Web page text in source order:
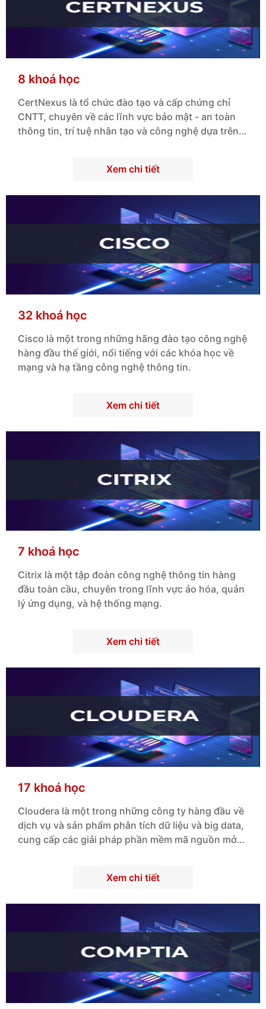
8 khoá học
CertNexus là tổ chức đào tạo và cấp chứng chỉ
CNTT, chuyên về các lĩnh vực bảo mật - an toàn
thông tin, trí tuệ nhân tạo và công nghệ dựa trên
Xem chi tiết
32 khoá học
Cisco là một trong những hãng đào tạo công nghệ
hàng đầu thế giới, nổi tiếng với các khóa học về
mạng và hạ tầng công nghệ thông tin.
Xem chi tiết
7 khoá học
Citrix là một tập đoàn công nghệ thông tin hàng
đầu toàn cầu, chuyên trong lĩnh vực ảo hóa, quản
lý ứng dụng, và hệ thống mạng.
Xem chi tiết
17 khoá học
Cloudera là một trong những công ty hàng đầu về
dịch vụ và sản phẩm phân tích dữ liệu và big data,
cung cấp các giải pháp phần mềm mã nguồn mở
Xem chi tiết